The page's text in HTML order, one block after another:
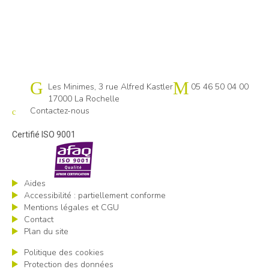
Cap emploi 17
Les Minimes, 3 rue Alfred Kastler
17000 La Rochelle
05 46 50 04 00
Contactez-nous
Certifié ISO 9001
Aides
Accessibilité : partiellement conforme
Mentions légales et CGU
Contact
Plan du site
Politique des cookies
Protection des données